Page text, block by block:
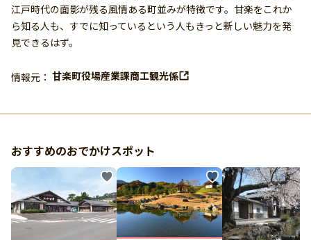
江戸時代の面影が残る風情ある町並みが特徴です。甘楽をこれか
ら知る人も、すでに知っているという人もきっと新しい魅力を発
見できるはず。
情報元： 甘楽町役場産業課商工観光係
おすすめのおでかけスポット